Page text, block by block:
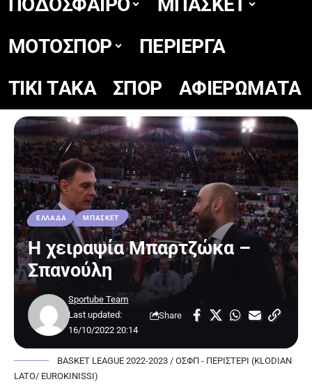
ΜΟΤΟΣΠΟΡ
ΠΕΡΙΕΡΓΑ
TIKΙ TΑΚΑ
ΣΠΟΡ ΑΦΙΕΡΩΜΑΤΑ
ΕΛΛΑΔΑ ΜΠΑΣΚΕΤ
Η χειραψία Μπαρτζώκα –
Σπανούλη
Last updated:
16/10/2022 20:14
Sportube Team
Share
BASKET LEAGUE 2022-2023 / ΟΣΦΠ - ΠΕΡΙΣΤΕΡΙ (KLODIAN
LATO/ EUROKINISSI)